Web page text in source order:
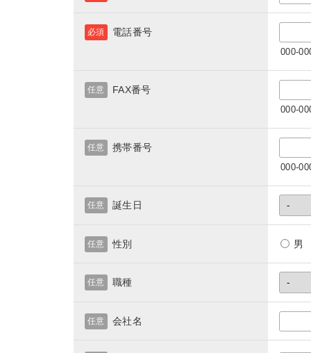
電話番号
必須
000-
FAX番号
任意
000-
携帯番号
任意
000-
誕生日
任意
性別
任意
職種
任意
会社名
任意